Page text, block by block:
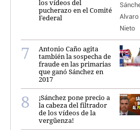
los vídeos del
pucherazo en el Comité
Federal
Antonio Caño agita
también la sospecha de
fraude en las primarias
que ganó Sánchez en
2017
¡Sánchez pone precio a
la cabeza del filtrador
de los vídeos de la
vergüenza!